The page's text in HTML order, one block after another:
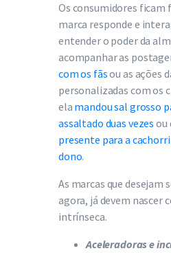
Os consumidores ficam
marca responde e
entender o poder da
acompanhar as
com os fãsou as ações
personalizadas com os
ela mandou sal grosso
assaltado duas vezesou
presente para a
dono.
As marcas que desejam
agora, já devem nascer
intrínseca.
Aceleradoras e